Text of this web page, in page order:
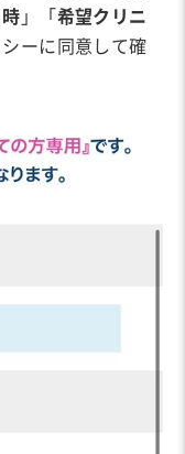
」「希望クリニ
ーに同意して確